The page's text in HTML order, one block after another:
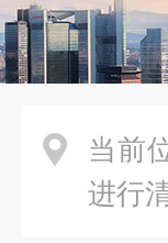
当前
进行